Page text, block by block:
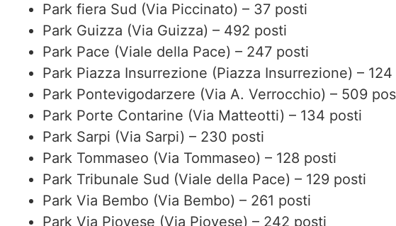
Park fiera Sud (Via Piccinato) – 37 posti
Park Guizza (Via Guizza) – 492 posti
Park Pace (Viale della Pace) – 247 posti
Park Piazza Insurrezione (Piazza Insurrezione) –
Park Pontevigodarzere (Via A. Verrocchio) – 509
Park Porte Contarine (Via Matteotti) – 134 posti
Park Sarpi (Via Sarpi) – 230 posti
Park Tommaseo (Via Tommaseo) – 128 posti
Park Tribunale Sud (Viale della Pace) – 129 posti
Park Via Bembo (Via Bembo) – 261 posti
Park Via Piovese (Via Piovese) – 242 posti